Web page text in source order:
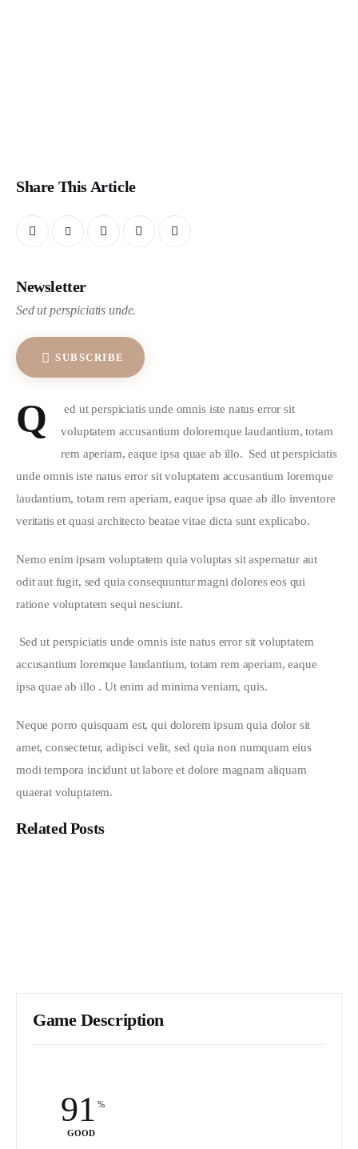
Share This Article
Newsletter
Sed ut perspiciatis unde.
SUBSCRIBE
Q
ed ut perspiciatis unde omnis iste natus error sit
voluptatem accusantium doloremque laudantium, totam
rem aperiam, eaque ipsa quae ab illo.  Sed ut perspiciatis
unde omnis iste natus error sit voluptatem accusantium loremque
laudantium, totam rem aperiam, eaque ipsa quae ab illo inventore
veritatis et quasi architecto beatae vitae dicta sunt explicabo.
Nemo enim ipsam voluptatem quia voluptas sit aspernatur aut
odit aut fugit, sed quia consequuntur magni dolores eos qui
ratione voluptatem sequi nesciunt.
accusantium loremque laudantium, totam rem aperiam, eaque
ipsa quae ab illo . Ut enim ad minima veniam, quis.
Neque porro quisquam est, qui dolorem ipsum quia dolor sit
amet, consectetur, adipisci velit, sed quia non numquam eius
modi tempora incidunt ut labore et dolore magnam aliquam
quaerat voluptatem.
Related Posts
Game Description
91
GOOD